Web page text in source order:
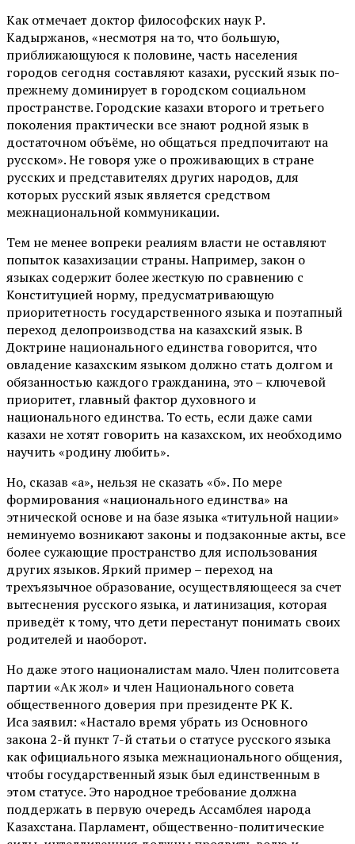
Как отмечает доктор философских наук Р.
Кадыржанов, «несмотря на то, что большую,
приближающуюся к половине, часть населения
городов сегодня составляют казахи, русский язык по-
прежнему доминирует в городском социальном
пространстве. Городские казахи второго и третьего
поколения практически все знают родной язык в
достаточном объёме, но общаться предпочитают на
русском». Не говоря уже о проживающих в стране
русских и представителях других народов, для
которых русский язык является средством
межнациональной коммуникации.
Тем не менее вопреки реалиям власти не оставляют
попыток казахизации страны. Например, закон о
языках содержит более жесткую по сравнению с
Конституцией норму, предусматривающую
приоритетность государственного языка и поэтапный
переход делопроизводства на казахский язык. В
Доктрине национального единства говорится, что
овладение казахским языком должно стать долгом и
обязанностью каждого гражданина, это – ключевой
приоритет, главный фактор духовного и
национального единства. То есть, если даже сами
казахи не хотят говорить на казахском, их необходимо
научить «родину любить».
Но, сказав «а», нельзя не сказать «б». По мере
формирования «национального единства» на
этнической основе и на базе языка «титульной нации»
неминуемо возникают законы и подзаконные акты, все
более сужающие пространство для использования
других языков. Яркий пример – переход на
трехъязычное образование, осуществляющееся за счет
вытеснения русского языка, и латинизация, которая
приведёт к тому, что дети перестанут понимать своих
родителей и наоборот.
Но даже этого националистам мало. Член политсовета
партии «Ак жол» и член Национального совета
общественного доверия при президенте РК К.
Иса заявил: «Настало время убрать из Основного
закона 2-й пункт 7-й статьи о статусе русского языка
как официального языка межнационального общения,
чтобы государственный язык был единственным в
этом статусе. Это народное требование должна
поддержать в первую очередь Ассамблея народа
Казахстана. Парламент, общественно-политические